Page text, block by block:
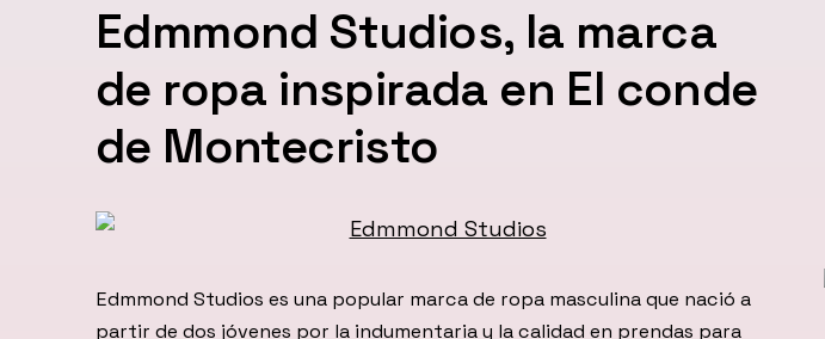
Edmmond Studios, la marca
de ropa inspirada en El conde
de Montecristo
Edmmond Studios es una popular marca de ropa masculina que nació a
partir de dos jóvenes por la indumentaria y la calidad en prendas para